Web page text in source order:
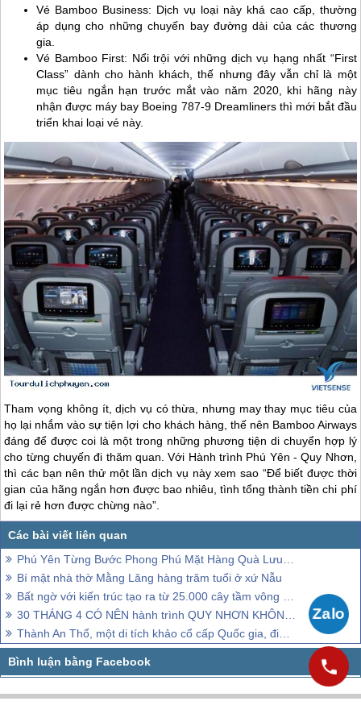
Vé Bamboo Business: Dịch vụ loại này khá cao cấp, thường
áp dụng cho những chuyến bay đường dài của các thương
gia.
Vé Bamboo First: Nổi trội với những dịch vụ hạng nhất “First
Class” dành cho hành khách, thế nhưng đây vẫn chỉ là một
mục tiêu ngắn hạn trước mắt vào năm 2020, khi hãng này
nhận được máy bay Boeing 787-9 Dreamliners thì mới bắt đầu
triển khai loại vé này.
Tham vọng không ít, dịch vụ có thừa, nhưng may thay mục tiêu của
họ lại nhắm vào sự tiện lợi cho khách hàng, thế nên Bamboo Airways
đáng để được coi là một trong những phương tiện di chuyển hợp lý
cho từng chuyến đi thăm quan. Với Hành trình Phú Yên -Quy Nhơn
thì các bạn nên thử một lần dịch vụ này xem sao “Để biết được thời
gian của hãng ngắn hơn được bao nhiêu, tình tổng thành tiền chi phí
đi lại rẻ hơn được chừng nào”.
Phú Yên Từng Bước Phong Phú Mặt Hàng Quà Lưu Niệm
Bí mật nhà thờ Mằng Lăng hàng trăm tuổi ở xứ Nẫu
Bất ngờ với kiến trúc tạo ra từ 25.000 cây tầm vông của nhà hàng Phú Yên
30 THÁNG 4 CÓ NÊN hành trình QUY NHƠN KHÔNG?
Thành An Thổ, một di tích khảo cổ cấp Quốc gia, điểm đến tháng 8, 2018 này